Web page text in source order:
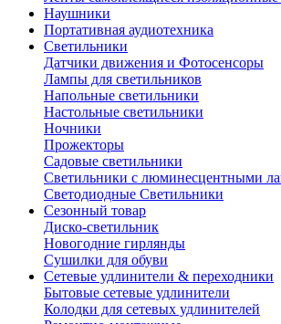
Наушники
Портативная аудиотехника
Светильники
Датчики движения и Фотосенсоры
Лампы для светильников
Напольные светильники
Настольные светильники
Ночники
Прожекторы
Садовые светильники
Светильники с люминесцентными
Светодиодные Светильники
Сезонный товар
Диско-светильник
Новогодние гирлянды
Сушилки для обуви
Сетевые удлинители & переходники
Бытовые сетевые удлинители
Колодки для сетевых удлинителей